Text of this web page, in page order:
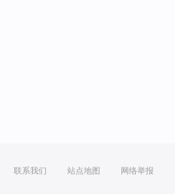
联系我们 站点地图 网络举报